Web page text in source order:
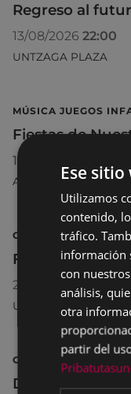
Regreso al
13/08/2026 22:00
UNTZAGA PLAZA
MÚSICA JUEGOS
Fiestas de
15/08/2026
AZITAIN
CINE CINE AL AIRE
Flow - Cine al
20/08/2026 22:00
UNTZAGA PLAZA
CINE CINE AL AIRE
Dentro del
Ese
Utilizamos
contenido,
tráfico.
información
con
análisis,
otra
partir del